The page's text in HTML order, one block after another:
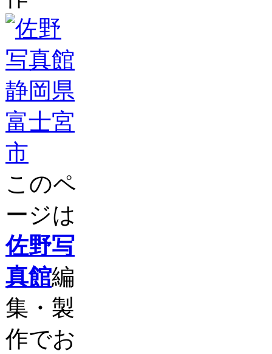
このペ
ージは
佐野写
真館編
集・製
作でお